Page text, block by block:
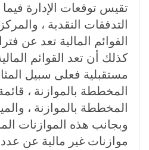
تقيس توقعات الإدارة فيما
التدفقات النقدية ،
القوائم المالية تعد عن
كذلك أن تعد القوائم
مستقبلية فعلى سبيل
المخططة بالموازنة ،
المخططة بالموازنة ،
وبجانب هذه الموازنات
موازنات غير مالية عن